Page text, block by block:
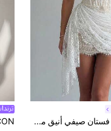
Soleia فستان صيفي أنيق من الدانتيل باللون البيج للنساء، فستان بوهيمي أبيض بطابع استوائي لليلة موعد، فستان كاجوال للعطلات والشاطئ وحفلات الزفاف والتخرج والغداء